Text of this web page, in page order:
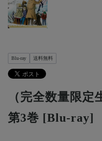
Blu-ray 送料無料
（完全数量限
第3巻 [Blu-ray]